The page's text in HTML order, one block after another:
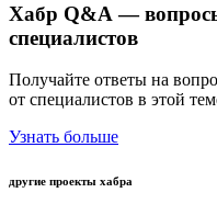
Хабр Q&A —
специалистов
Получайте ответы на
от специалистов в этой
Узнать больше
другие проекты хабра